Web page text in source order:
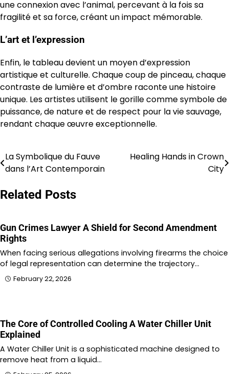
une connexion avec l’animal, percevant à la fois sa
fragilité et sa force, créant un impact mémorable.
L’art et l’expression
Enfin, le tableau devient un moyen d’expression
artistique et culturelle. Chaque coup de pinceau, chaque
contraste de lumière et d’ombre raconte une histoire
unique. Les artistes utilisent le gorille comme symbole de
puissance, de nature et de respect pour la vie sauvage,
rendant chaque œuvre exceptionnelle.
Post
La Symbolique du Fauve
dans l’Art Contemporain
Healing Hands in Crown
City
Related Posts
Gun Crimes Lawyer A Shield for Second Amendment
Rights
When facing serious allegations involving firearms the choice
of legal representation can determine the trajectory…
February 22, 2026
The Core of Controlled Cooling A Water Chiller Unit
Explained
A Water Chiller Unit is a sophisticated machine designed to
remove heat from a liquid…